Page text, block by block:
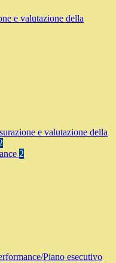
e valutazione della
e valutazione della
2
Piano esecutivo